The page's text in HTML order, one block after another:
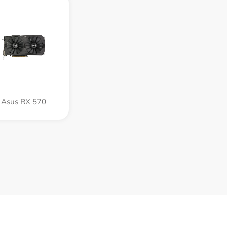
Asus RX 570